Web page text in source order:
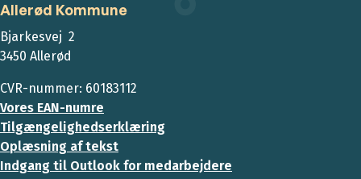
Allerød Kommune
Bjarkesvej 2
3450 Allerød
CVR-nummer: 60183112
Vores EAN-numre
Tilgængelighedserklæring
Oplæsning af tekst
Indgang til Outlook for medarbejdere